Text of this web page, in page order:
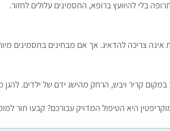
בלי להיוועץ ברופא, התסמינים עלולים לחזור.
צריכה להדאיג. אך אם מבחינים בתסמינים
במקום קריר ויבש, הרחק מהישג ידם של ילדים. להגן
היא הטיפול המדויק עבורכם? קבעו תור